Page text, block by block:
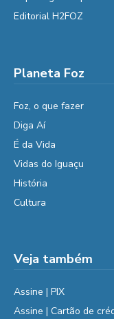
Editorial H2FOZ
Planeta Foz
Foz, o que fazer
Diga Aí
É da Vida
Vidas do Iguaçu
História
Cultura
Veja também
Assine | PIX
Assine | Cartão de